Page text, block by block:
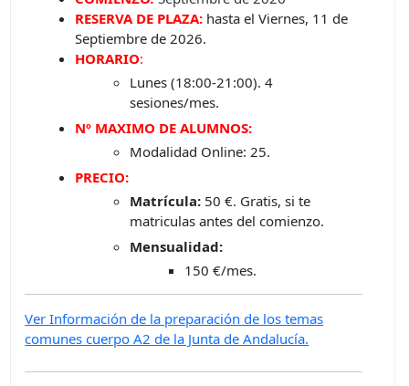
RESERVA DE PLAZA: hasta el Viernes, 11 de
Septiembre de 2026.
HORARIO:
Lunes (18:00-21:00). 4
sesiones/mes.
Nº MAXIMO DE ALUMNOS:
Modalidad Online: 25.
PRECIO:
Matrícula: 50 €. Gratis, si te
matriculas antes del comienzo.
Mensualidad:
150 €/mes.
Ver Información de la preparación de los temas
comunes cuerpo A2 de la Junta de Andalucía.